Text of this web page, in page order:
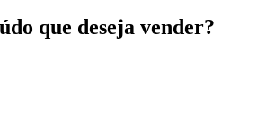
que deseja vender?